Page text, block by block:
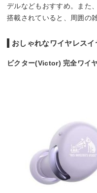
デルなどもおすすめ。また
搭載されていると、周囲の
おしゃれなワイヤレス
ビクター(Victor) 完全ワイ